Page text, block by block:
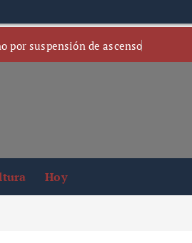
por suspensión de ascenso
Hoy